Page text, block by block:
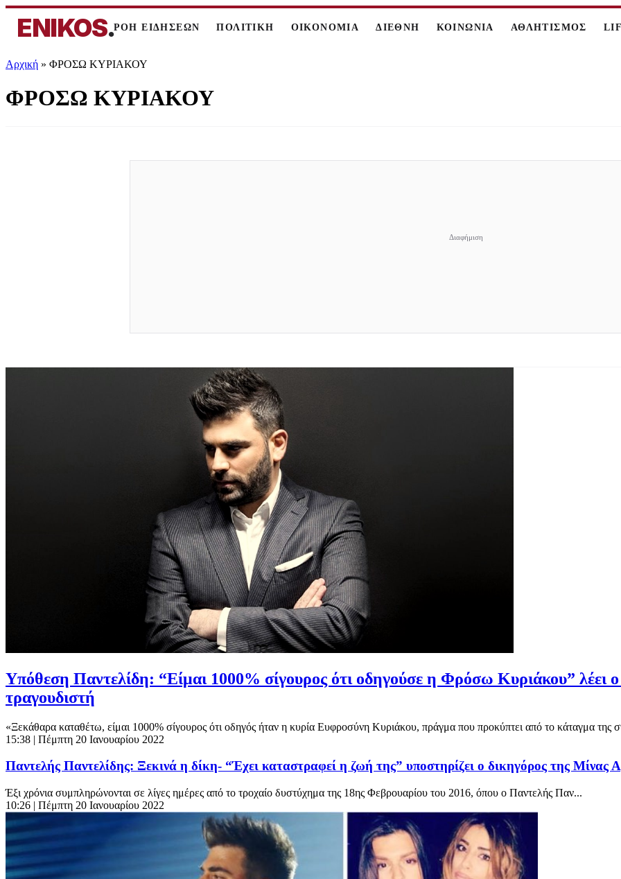
ENIKOS.ΡΟΗ ΕΙΔΗΣΕΩΝ ΠΟΛΙΤΙΚΗ ΟΙΚΟΝΟΜΙΑ ΔΙΕΘΝΗ ΚΟΙΝΩΝΙΑ ΑΘΛΗΤΙΣΜΟΣ
Αρχική » ΦΡΟΣΩ ΚΥΡΙΑΚΟΥ
ΦΡΟΣΩ ΚΥΡΙΑΚΟΥ
Υπόθεση Παντελίδη: “Είμαι 1000% σίγουρος ότι οδηγούσε η Φρόσω Κυριάκου” λέει ο
τραγουδιστή
«Ξεκάθαρα καταθέτω, είμαι 1000% σίγουρος ότι οδηγός ήταν η κυρία Ευφροσύνη Κυριάκου, πράγμα που προκύπτει από το κάταγμα της
15:38 | Πέμπτη 20 Ιανουαρίου 2022
Παντελής Παντελίδης: Ξεκινά η δίκη- “Έχει καταστραφεί η ζωή της” υποστηρίζει ο δικηγόρος της Μίνας
Έξι χρόνια συμπληρώνονται σε λίγες ημέρες από το τροχαίο δυστύχημα της 18ης Φεβρουαρίου του 2016, όπου ο Παντελής Παν...
10:26 | Πέμπτη 20 Ιανουαρίου 2022